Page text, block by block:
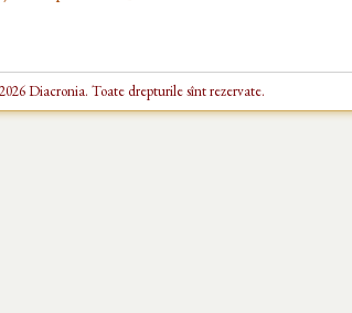
Diacronia. Toate drepturile sînt rezervate.